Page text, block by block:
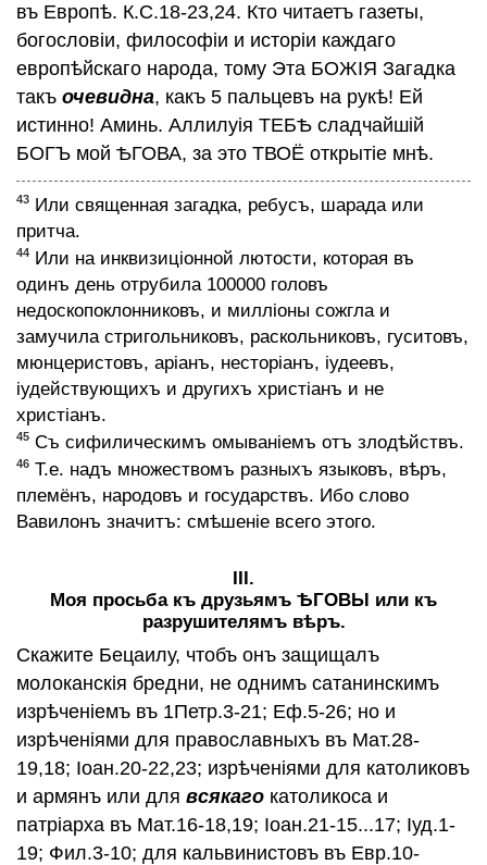
въ Европѣ. К.С.18-23,24. Кто читаетъ газеты,
богословiи, философiи и исторiи каждаго
европѣйскаго народа, тому Эта БОЖIЯ Загадка
такъ очевидна, какъ 5 пальцевъ на рукѣ! Ей
истинно! Аминь. Аллилуiя ТЕБѢ сладчайшiй
БОГЪ мой ѢГОВА, за это ТВОЁ открытiе мнѣ.
43 Или священная загадка, ребусъ, шарада или
притча.
44 Или на инквизицiонной лютости, которая въ
одинъ день отрубила 100000 головъ
недоскопоклонниковъ, и миллiоны сожгла и
замучила стригольниковъ, раскольниковъ, гуситовъ,
мюнцеристовъ, арiанъ, несторiанъ, iудеевъ,
iудействующихъ и другихъ христiанъ и не
христiанъ.
45 Съ сифилическимъ омыванiемъ отъ злодѣйствъ.
46 Т.е. надъ множествомъ разныхъ языковъ, вѣръ,
племёнъ, народовъ и государствъ. Ибо слово
Вавилонъ значитъ: смѣшенiе всего этого.
III.
Моя просьба къ друзьямъ ѢГОВЫ или къ
разрушителямъ вѣръ.
Скажите Бецаилу, чтобъ онъ защищалъ
молоканскiя бредни, не однимъ сатанинскимъ
изрѣченiемъ въ 1Петр.3-21; Еф.5-26; но и
изрѣченiями для православныхъ въ Мат.28-
19,18; Iоан.20-22,23; изрѣченiями для католиковъ
и армянъ или для всякаго католикоса и
патрiарха въ Мат.16-18,19; Iоан.21-15...17; Iуд.1-
19; Фил.3-10; для кальвинистовъ въ Евр.10-